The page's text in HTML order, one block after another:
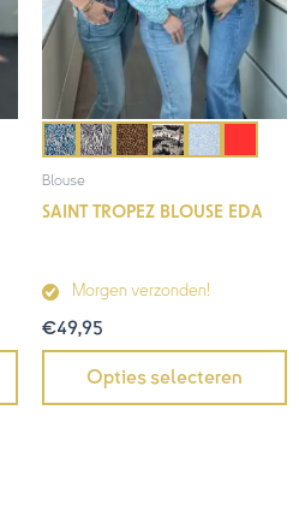
Blouse
SAINT TROPEZ BLOUSE EDA
Morgen verzonden!
€49,95
Opties selecteren